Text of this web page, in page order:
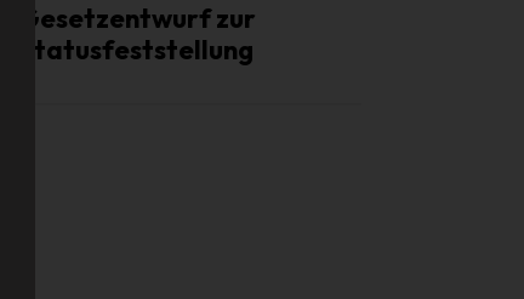
Gesetzentwurf zur
Statusfeststellung